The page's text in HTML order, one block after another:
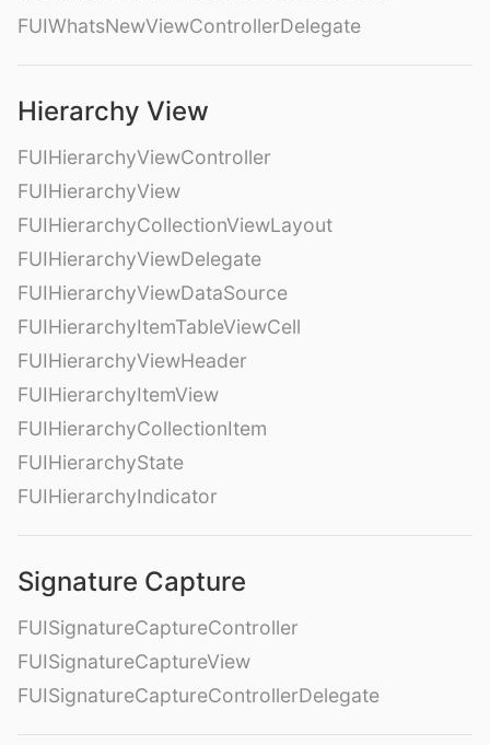
FUIWhatsNewViewControllerDelegate
Hierarchy View
FUIHierarchyViewController
FUIHierarchyView
FUIHierarchyCollectionViewLayout
FUIHierarchyViewDelegate
FUIHierarchyViewDataSource
FUIHierarchyItemTableViewCell
FUIHierarchyViewHeader
FUIHierarchyItemView
FUIHierarchyCollectionItem
FUIHierarchyState
FUIHierarchyIndicator
Signature Capture
FUISignatureCaptureController
FUISignatureCaptureView
FUISignatureCaptureControllerDelegate